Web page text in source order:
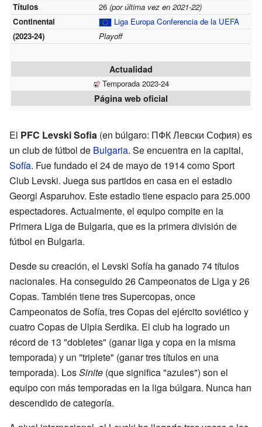
Títulos
26 (por última vez en 2021-22)
Continental
Liga Europa Conferencia de la UEFA
(2023-24)
Playoff
Actualidad
Temporada 2023-24
Página web oficial
El PFC Levski Sofia (en búlgaro: ПФК Левски София) es
un club de fútbol de Bulgaria. Se encuentra en la capital,
Sofía. Fue fundado el 24 de mayo de 1914 como Sport
Club Levski. Juega sus partidos en casa en el estadio
Georgi Asparuhov. Este estadio tiene espacio para 25.000
espectadores. Actualmente, el equipo compite en la
Primera Liga de Bulgaria, que es la primera división de
fútbol en Bulgaria.
Desde su creación, el Levski Sofía ha ganado 74 títulos
nacionales. Ha conseguido 26 Campeonatos de Liga y 26
Copas. También tiene tres Supercopas, once
Campeonatos de Sofía, tres Copas del ejército soviético y
cuatro Copas de Ulpia Serdika. El club ha logrado un
récord de 13 "dobletes" (ganar liga y copa en la misma
temporada) y un "triplete" (ganar tres títulos en una
temporada). LosSinite (que significa "azules") son el
equipo con más temporadas en la liga búlgara. Nunca han
descendido de categoría.